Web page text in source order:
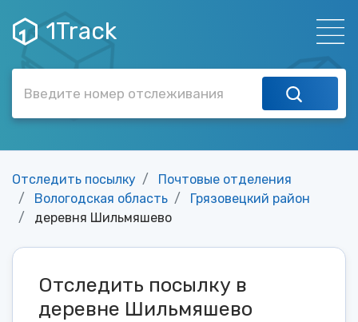
1Track
Отследить посылку
Почтовые отделения
Вологодская область
Грязовецкий район
деревня Шильмяшево
Отследить посылку в
деревне Шильмяшево